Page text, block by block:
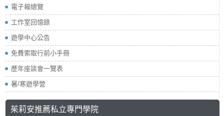
電子報總覽
工作室回憶錄
遊學中心公告
免費索取行前小手冊
歷年座談會一覽表
暑/寒遊學營
茱莉安推薦私立專門學院